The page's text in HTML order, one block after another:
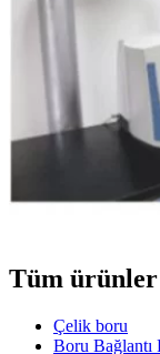
Tüm ürünler
Çelik boru
Boru Bağlantı